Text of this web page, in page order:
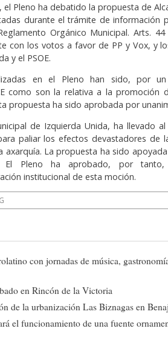
el Pleno ha debatido la propuesta de
durante el trámite de información
Orgánico Municipal. Arts. 44
con los votos a favor de PP y Vox, y
y el PSOE.
en el Pleno han sido, por
como son la relativa a la promoción
propuesta ha sido aprobada por
de Izquierda Unida, ha llevado al
paliar los efectos devastadores de
axarquía. La propuesta ha sido
El Pleno ha aprobado, por tanto,
institucional de esta moción.
con jornadas de música,
en Rincón de la Victoria
de la urbanización Las Biznagas en
el funcionamiento de una fuente